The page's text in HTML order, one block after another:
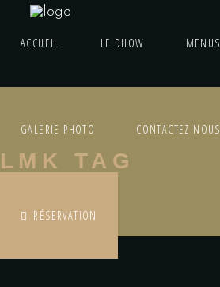
ACCUEIL LE DHOW MENUS
GALERIE PHOTO CONTACTEZ NOUS
RÉSERVATION
LMK TAG